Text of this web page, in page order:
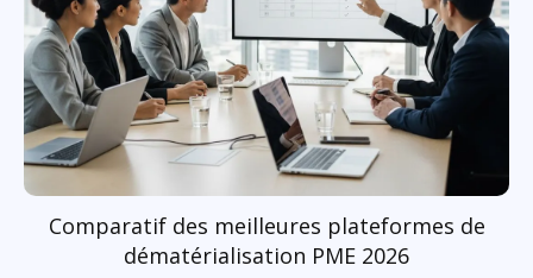
Comparatif des meilleures plateformes de
dématérialisation PME 2026